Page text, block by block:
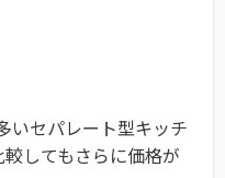
いセパレート型キッチ
してもさらに価格が